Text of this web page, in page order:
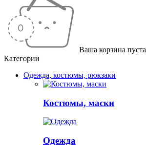
Ваша корзина пуста
Категории
Одежда, костюмы, рюкзаки
Костюмы, маски
Одежда